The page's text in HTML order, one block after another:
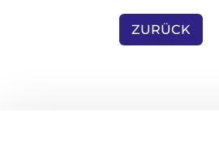
ZURÜCK